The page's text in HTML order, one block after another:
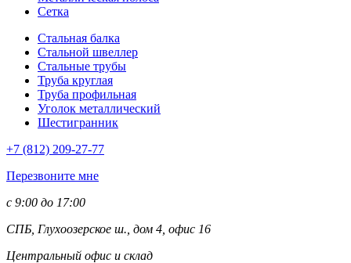
Сетка
Стальная балка
Стальной швеллер
Стальные трубы
Труба круглая
Труба профильная
Уголок металлический
Шестигранник
+7 (812) 209-27-77
Перезвоните мне
с 9:00 до 17:00
СПБ, Глухоозерское ш., дом 4, офис 16
Центральный офис и склад